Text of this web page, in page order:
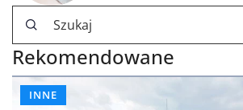
Rekomendowane
INNE